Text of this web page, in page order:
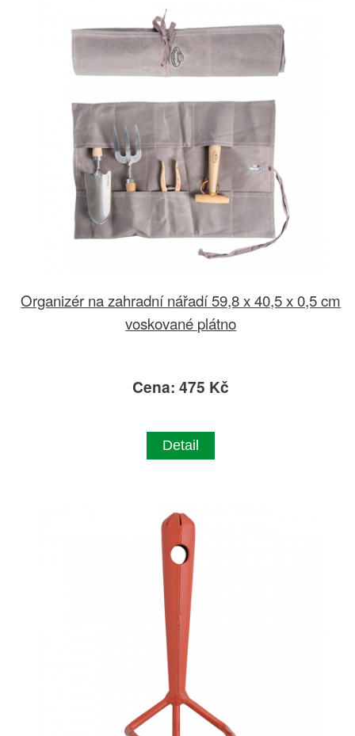
Organizér na zahradní nářadí 59,8 x 40,5 x 0,5 cm
voskované plátno
Cena: 475 Kč
Detail